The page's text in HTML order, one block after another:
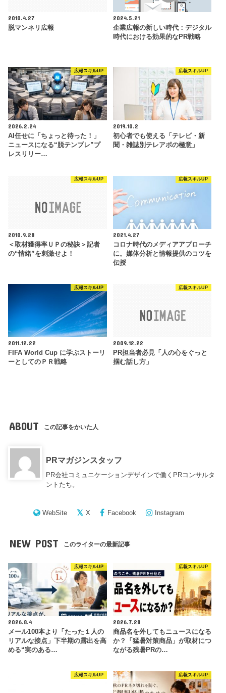
2010.4.27
脱マンネリ広報
2024.5.21
企業広報の新しい時代：デジタル
時代における効果的なPR戦略
広報スキルUP
2026.2.24
AI任せに「ちょっと待った！」
ニュースになる“脱テンプレ”プ
レスリリー…
広報スキルUP
2019.10.2
初心者でも使える「テレビ・新
聞・雑誌別テレアポの極意」
広報スキルUP
2010.9.28
＜取材獲得率ＵＰの秘訣＞記者
の“情緒”を刺激せよ！
広報スキルUP
2021.4.27
コロナ時代のメディアアプローチ
に。媒体分析と情報提供のコツを
伝授
広報スキルUP
2011.12.22
FIFA World Cup に学ぶストーリ
ーとしてのＰＲ戦略
広報スキルUP
2009.12.22
PR担当者必見「人の心をぐっと
掴む話し方」
ABOUT この記事をかいた人
PRマガジンスタッフ
PR会社コミュニケーションデザインで働くPRコンサルタ
ントたち。
WebSite X Facebook Instagram
NEW POST このライターの最新記事
広報スキルUP
2026.8.4
メール100本より「たった１人の
リアルな接点」下半期の露出を高
める“実のある…
広報スキルUP
2026.7.28
商品名を外してもニュースになる
か？「猛暑対策商品」が取材につ
ながる残暑PRの…
広報スキルUP 広報スキルUP